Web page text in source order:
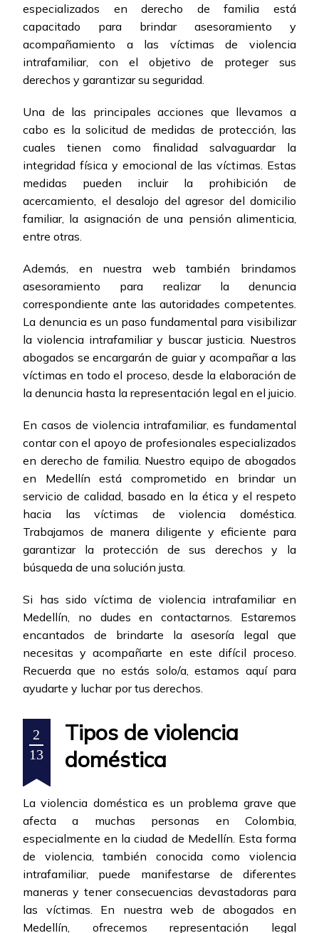
especializados en derecho de familia está
capacitado para brindar asesoramiento y
acompañamiento a las víctimas de violencia
intrafamiliar, con el objetivo de proteger sus
derechos y garantizar su seguridad.
Una de las principales acciones que llevamos a
cabo es la solicitud de medidas de protección, las
cuales tienen como finalidad salvaguardar la
integridad física y emocional de las víctimas. Estas
medidas pueden incluir la prohibición de
acercamiento, el desalojo del agresor del domicilio
familiar, la asignación de una pensión alimenticia,
entre otras.
Además, en nuestra web también brindamos
asesoramiento para realizar la denuncia
correspondiente ante las autoridades competentes.
La denuncia es un paso fundamental para visibilizar
la violencia intrafamiliar y buscar justicia. Nuestros
abogados se encargarán de guiar y acompañar a las
víctimas en todo el proceso, desde la elaboración de
la denuncia hasta la representación legal en el juicio.
En casos de violencia intrafamiliar, es fundamental
contar con el apoyo de profesionales especializados
en derecho de familia. Nuestro equipo de abogados
en Medellín está comprometido en brindar un
servicio de calidad, basado en la ética y el respeto
hacia las víctimas de violencia doméstica.
Trabajamos de manera diligente y eficiente para
garantizar la protección de sus derechos y la
búsqueda de una solución justa.
Si has sido víctima de violencia intrafamiliar en
Medellín, no dudes en contactarnos. Estaremos
encantados de brindarte la asesoría legal que
necesitas y acompañarte en este difícil proceso.
Recuerda que no estás solo/a, estamos aquí para
ayudarte y luchar por tus derechos.
2
13
Tipos de violencia
doméstica
La violencia doméstica es un problema grave que
afecta a muchas personas en Colombia,
especialmente en la ciudad de Medellín. Esta forma
de violencia, también conocida como violencia
intrafamiliar, puede manifestarse de diferentes
maneras y tener consecuencias devastadoras para
las víctimas. En nuestra web de abogados en
Medellín, ofrecemos representación legal